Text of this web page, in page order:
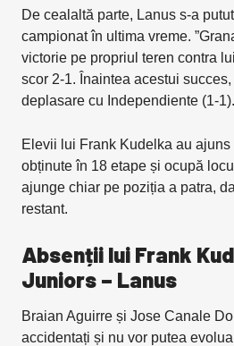
De cealaltă parte, Lanus s-a
campionat în ultima vreme.
victorie pe propriul teren contra
scor 2-1. Înaintea acestui
deplasare cu Independiente (1-1).
Elevii lui Frank Kudelka au
obținute în 18 etape și ocupă
ajunge chiar pe poziția a patra,
restant.
Absenții lui Frank
Juniors – Lanus
Braian Aguirre și Jose Canale
accidentați și nu vor putea